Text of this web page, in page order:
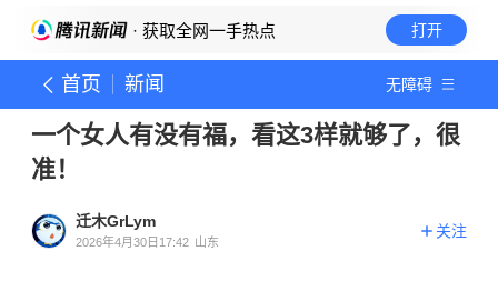
· 获取全网一手热点 打开
首页 新闻 无障碍
一个女人有没有福，看这3样就够了，很
准！
迁木GrLym
2026年4月30日17:42 山东
关注